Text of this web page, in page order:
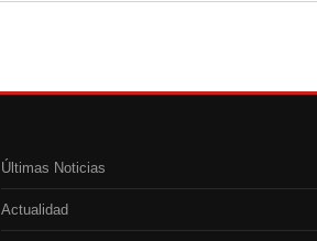
Últimas Noticias
Actualidad